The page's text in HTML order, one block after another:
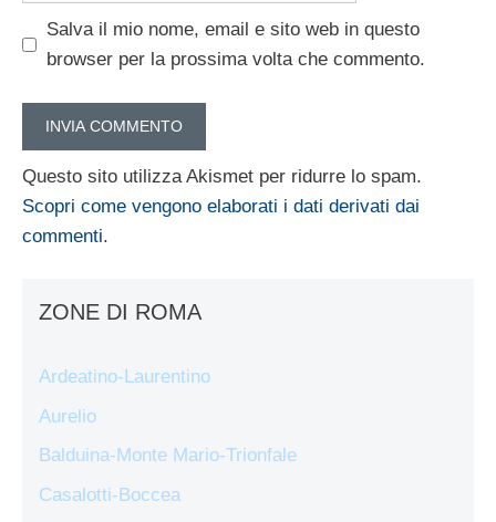
Salva il mio nome, email e sito web in questo
browser per la prossima volta che commento.
Questo sito utilizza Akismet per ridurre lo spam.
Scopri come vengono elaborati i dati derivati dai
commenti.
ZONE DI ROMA
Ardeatino-Laurentino
Aurelio
Balduina-Monte Mario-Trionfale
Casalotti-Boccea